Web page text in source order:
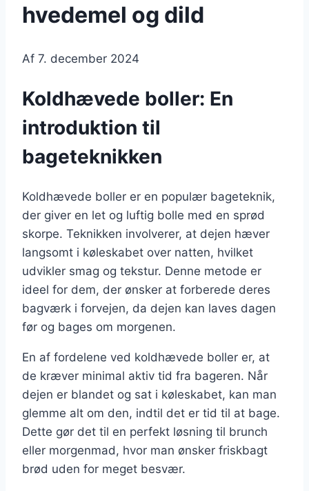
hvedemel og dild
Af 7. december 2024
Koldhævede boller: En
introduktion til
bageteknikken
Koldhævede boller er en populær bageteknik,
der giver en let og luftig bolle med en sprød
skorpe. Teknikken involverer, at dejen hæver
langsomt i køleskabet over natten, hvilket
udvikler smag og tekstur. Denne metode er
ideel for dem, der ønsker at forberede deres
bagværk i forvejen, da dejen kan laves dagen
før og bages om morgenen.
En af fordelene ved koldhævede boller er, at
de kræver minimal aktiv tid fra bageren. Når
dejen er blandet og sat i køleskabet, kan man
glemme alt om den, indtil det er tid til at bage.
Dette gør det til en perfekt løsning til brunch
eller morgenmad, hvor man ønsker friskbagt
brød uden for meget besvær.